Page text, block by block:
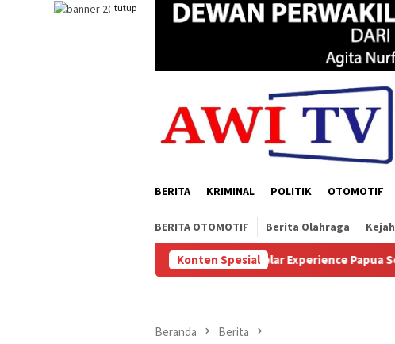
tutup
BERITA KRIMINAL POLITIK OTOMOTIF
BERITA OTOMOTIF Berita Olahraga
Konten Spesial
Sukses Digelar Experience Papua Selatan, Soleman
Beranda Berita